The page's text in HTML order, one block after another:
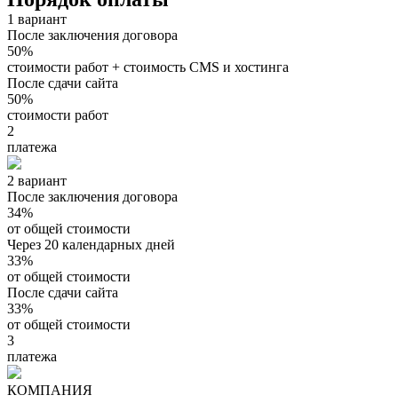
1 вариант
После заключения договора
50%
стоимости работ + стоимость CMS и хостинга
После сдачи сайта
50%
стоимости работ
2
платежа
2 вариант
После заключения договора
34%
от общей стоимости
Через 20 календарных дней
33%
от общей стоимости
После сдачи сайта
33%
от общей стоимости
3
платежа
КОМПАНИЯ